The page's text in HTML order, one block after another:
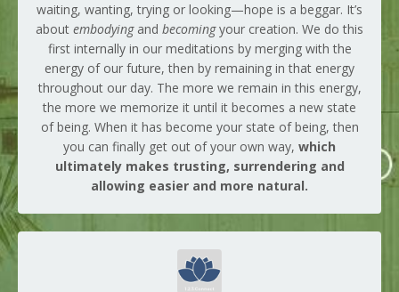
waiting, wanting, trying or looking—hope is a beggar. It’s
about embodyingand becomingyour creation. We do this
first internally in our meditations by merging with the
energy of our future, then by remaining in that energy
throughout our day. The more we remain in this energy,
the more we memorize it until it becomes a new state
of being. When it has become your state of being, then
you can finally get out of your own way, which
ultimately makes trusting, surrendering and
allowing easier and more natural.